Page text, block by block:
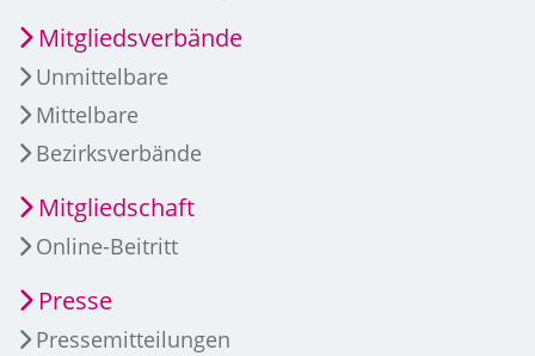
Mitgliedsverbände
Unmittelbare
Mittelbare
Bezirksverbände
Mitgliedschaft
Online-Beitritt
Presse
Pressemitteilungen